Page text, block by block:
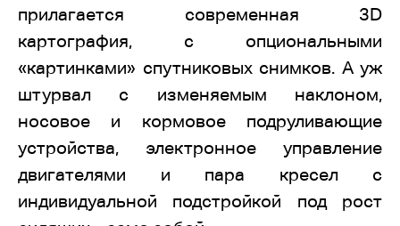
прилагается современная 3D
картография, с опциональными
«картинками» спутниковых снимков. А уж
штурвал с изменяемым наклоном,
носовое и кормовое подруливающие
устройства, электронное управление
двигателями и пара кресел с
индивидуальной подстройкой под рост